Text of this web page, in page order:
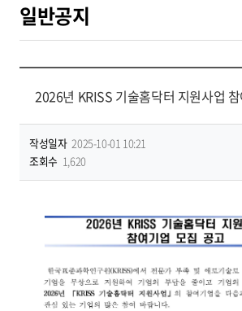
일반공지
2026년 KRISS 기술홈닥터 지원사업
작성일자 2025-10-01 10:21
조회수 1,620